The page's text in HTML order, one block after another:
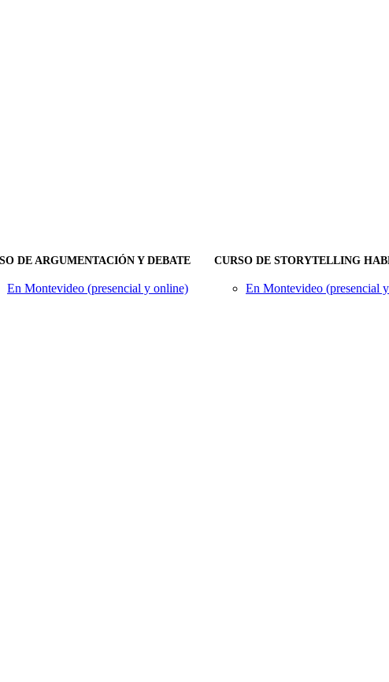
DE ARGUMENTACIÓN Y DEBATE
En Montevideo (presencial y online)
CURSO DE STORYTELLING
En Montevideo (presencial